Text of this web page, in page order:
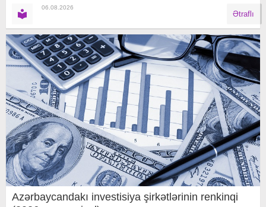
06.08.2026
Ətraflı
Azərbaycandakı investisiya şirkətlərinin renkinqi